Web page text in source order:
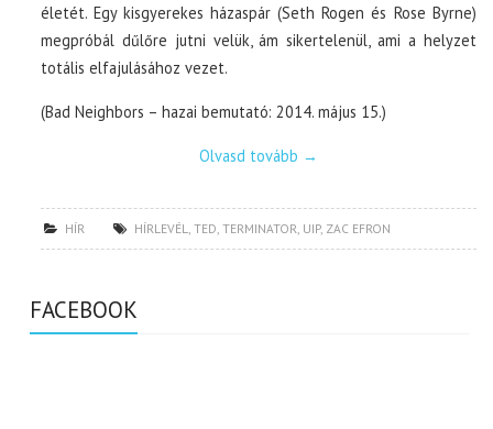
életét. Egy kisgyerekes házaspár (Seth Rogen és Rose Byrne)
megpróbál dűlőre jutni velük, ám sikertelenül, ami a helyzet
totális elfajulásához vezet.
(Bad Neighbors – hazai bemutató: 2014. május 15.)
Olvasd tovább →
HÍR HÍRLEVÉL ,TED ,TERMINATOR UIP, ZAC EFRON
FACEBOOK